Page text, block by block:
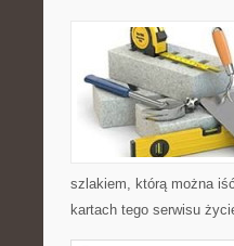
szlakiem, którą można
kartach tego serwisu